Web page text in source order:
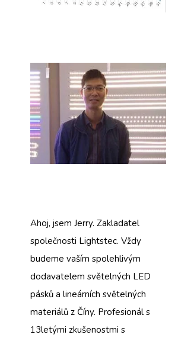
Ahoj, jsem Jerry. Zakladatel
společnosti Lightstec. Vždy
budeme vaším spolehlivým
dodavatelem světelných LED
pásků a lineárních světelných
materiálů z Číny. Profesionál s
13letými zkušenostmi s